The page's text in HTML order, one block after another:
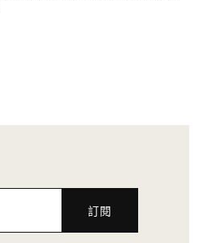
訂閱